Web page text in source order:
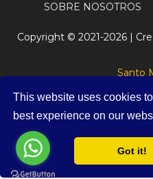
This website uses cookies
best experience on our
Got it!
SOBRE NOSOTROS
Copyright © 2021-2026 |
Santo